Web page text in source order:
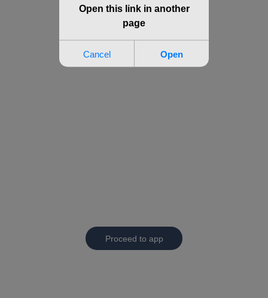
Proceed to app